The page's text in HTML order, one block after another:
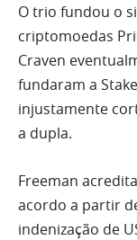
O trio fundou o
criptomoedas
Craven
fundaram a
injustamente
a dupla.
Freeman
acordo a partir
indenização de